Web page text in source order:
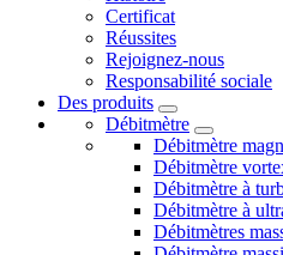
Certificat
Réussites
Rejoignez-nous
Responsabilité sociale
Des produits
Débitmètre
Débitmètre
Débitmètre
Débitmètre à
Débitmètre à
Débitmètres